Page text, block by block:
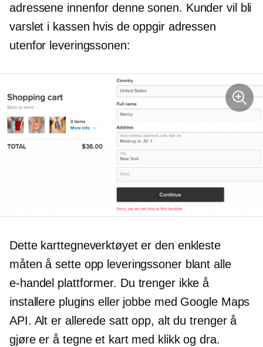
adressene innenfor denne sonen. Kunder vil bli
varslet i kassen hvis de oppgir adressen
utenfor leveringssonen:
Dette karttegneverktøyet er den enkleste
måten å sette opp leveringssoner blant alle
e-handel plattformer. Du trenger ikke å
installere plugins eller jobbe med Google Maps
API. Alt er allerede satt opp, alt du trenger å
gjøre er å tegne et kart med klikk og dra.